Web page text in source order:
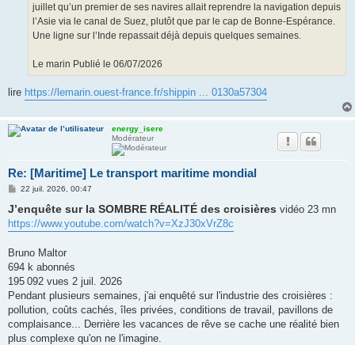
juillet qu’un premier de ses navires allait reprendre la navigation depuis
l’Asie via le canal de Suez, plutôt que par le cap de Bonne-Espérance.
Une ligne sur l’Inde repassait déjà depuis quelques semaines.
Le marin Publié le 06/07/2026
lire https://lemarin.ouest-france.fr/shippin ... 0130a57304
energy_isere
Modérateur
Re: [Maritime] Le transport maritime mondial
M
s
a
22 juil. 2026, 00:47
J’enquête sur la SOMBRE RÉALITÉ des croisières vidéo 23 mn
https://www.youtube.com/watch?v=XzJ30xVrZ8c
Bruno Maltor
694 k abonnés
195 092 vues 2 juil. 2026
Pendant plusieurs semaines, j'ai enquêté sur l'industrie des croisières :
pollution, coûts cachés, îles privées, conditions de travail, pavillons de
complaisance... Derrière les vacances de rêve se cache une réalité bien
plus complexe qu'on ne l'imagine.